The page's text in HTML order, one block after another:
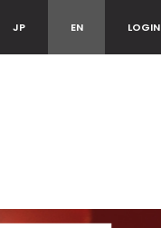
JP EN LOGIN